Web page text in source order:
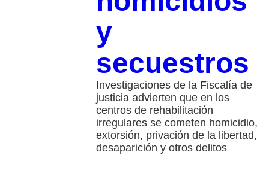
y
secuestros
Investigaciones de la Fiscalía de
justicia advierten que en los
centros de rehabilitación
irregulares se cometen homicidio,
extorsión, privación de la libertad,
desaparición y otros delitos